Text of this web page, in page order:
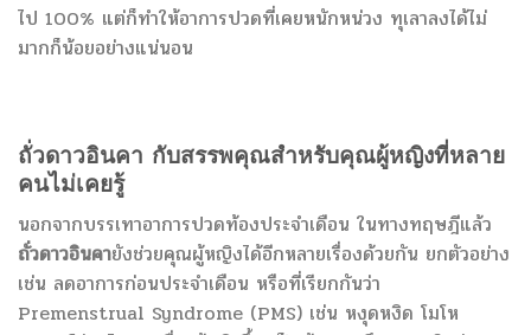
ไป 100% แต่ก็ทำให้อาการปวดที่เคยหนักหน่วง ทุเลาลงได้ไม่
มากก็น้อยอย่างแน่นอน
ถั่วดาวอินคา กับสรรพคุณสำหรับคุณผู้หญิงที่หลาย
คนไม่เคยรู้
นอกจากบรรเทาอาการปวดท้องประจำเดือน ในทางทฤษฎีแล้ว
ถั่วดาวอินคายังช่วยคุณผู้หญิงได้อีกหลายเรื่องด้วยกัน ยกตัวอย่าง
เช่น ลดอาการก่อนประจำเดือน หรือที่เรียกกันว่า
Premenstrual Syndrome (PMS) เช่น หงุดหงิด โมโห